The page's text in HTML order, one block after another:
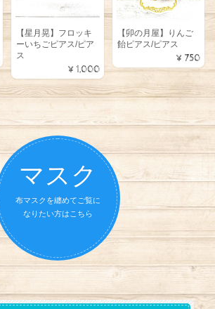
【星月晃】フロッキ
ーいちごピアス/ピア
ス
¥1,000
【卯の月屋】りんご
飴ピアス/ピアス
¥750
マスク
布マスクを纏めてご覧に
なりたい方はこちら